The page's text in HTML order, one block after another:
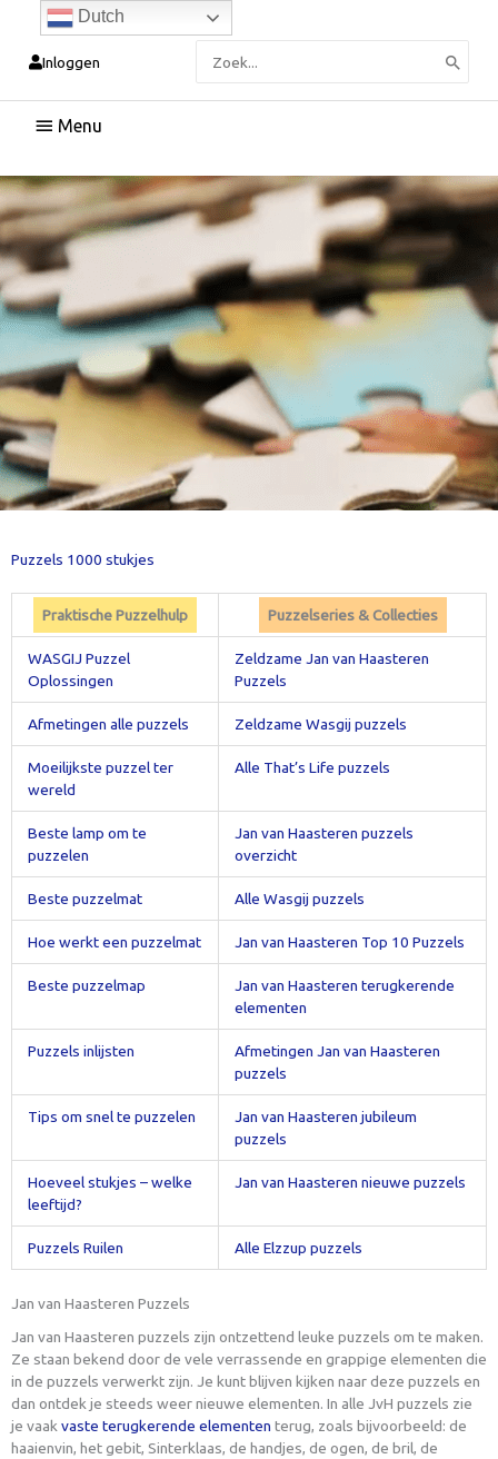
Inloggen
naar:
Hoofdmenu
Puzzels 1000 stukjes
Praktische Puzzelhulp Puzzelseries & Collecties
WASGIJ Puzzel
Oplossingen
Zeldzame Jan van Haasteren
Puzzels
Afmetingen alle puzzels Zeldzame Wasgij puzzels
Moeilijkste puzzel ter
wereld
Alle That’s Life puzzels
Beste lamp om te
puzzelen
Jan van Haasteren puzzels
overzicht
Beste puzzelmat Alle Wasgij puzzels
Hoe werkt een puzzelmat Jan van Haasteren Top 10 Puzzels
Beste puzzelmap
Jan van Haasteren terugkerende
elementen
Puzzels inlijsten
Afmetingen Jan van Haasteren
puzzels
Tips om snel te puzzelen
Jan van Haasteren jubileum
puzzels
Hoeveel stukjes – welke
leeftijd?
Jan van Haasteren nieuwe puzzels
Puzzels Ruilen Alle Elzzup puzzels
Jan van Haasteren Puzzels
Jan van Haasteren puzzels zijn ontzettend leuke puzzels om te maken.
Ze staan bekend door de vele verrassende en grappige elementen die
in de puzzels verwerkt zijn. Je kunt blijven kijken naar deze puzzels en
dan ontdek je steeds weer nieuwe elementen. In alle JvH puzzels zie
je vaak vaste terugkerende elementen terug, zoals bijvoorbeeld: de
haaienvin, het gebit, Sinterklaas, de handjes, de ogen, de bril, de
Dutch